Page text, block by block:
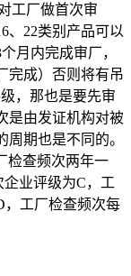
工厂做首次审
、22类别产品可以
月内完成审厂，
完成）否则将有吊
，那也是要先审
是由发证机构对被
期也是不同的。
检查频次两年一
业评级为C，工
，工厂检查频次每